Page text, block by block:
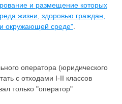
и размещение которых
жизни, здоровью граждан,
окружающей среде"
оператора (юридического
с отходами I-II классов
только "оператор"